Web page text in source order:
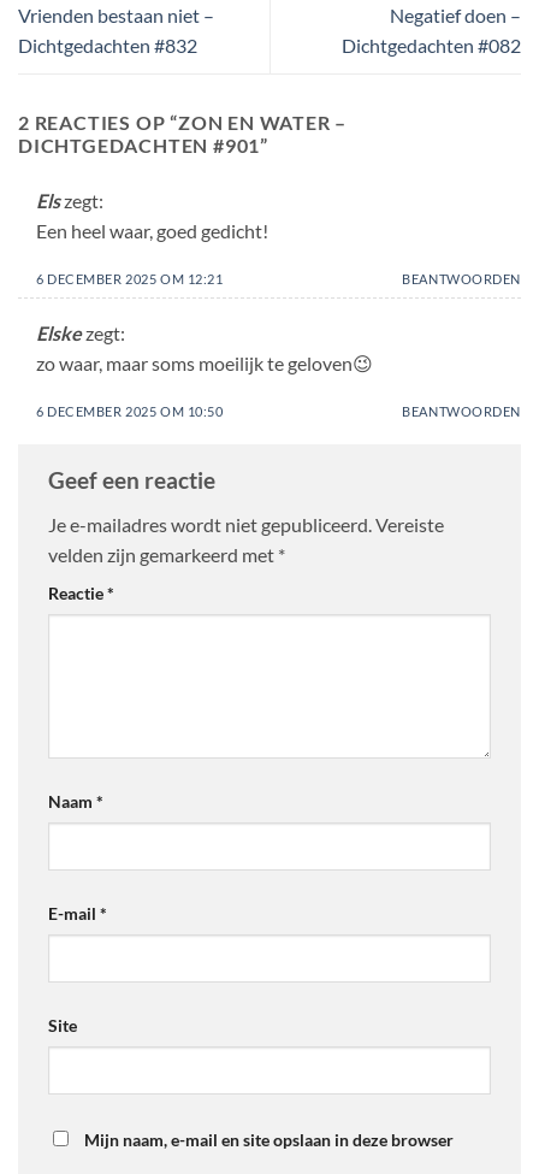
Vrienden bestaan niet –
Dichtgedachten #832
Negatief doen –
Dichtgedachten #082
2 REACTIES OP “ZON EN WATER –
DICHTGEDACHTEN #901”
Elszegt:
Een heel waar, goed gedicht!
6 DECEMBER 2025 OM 12:21 BEANTWOORDEN
Elskezegt:
zo waar, maar soms moeilijk te geloven😉
6 DECEMBER 2025 OM 10:50 BEANTWOORDEN
Geef een reactie
Je e-mailadres wordt niet gepubliceerd.Vereiste
velden zijn gemarkeerd met *
Reactie*
Naam *
E-mail *
Site
Mijn naam, e-mail en site opslaan in deze browser